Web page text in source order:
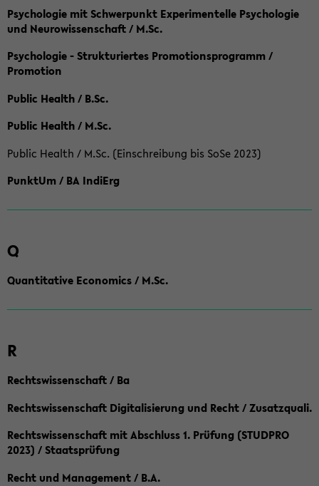
Psychologie mit Schwerpunkt Experimentelle Psychologie
und Neurowissenschaft / M.Sc.
Psychologie - Strukturiertes Promotionsprogramm /
Promotion
Public Health / B.Sc.
Public Health / M.Sc.
Public Health / M.Sc. (Einschreibung bis SoSe 2023)
PunktUm / BA IndiErg
Q
Quantitative Economics / M.Sc.
R
Rechtswissenschaft / Ba
Rechtswissenschaft Digitalisierung und Recht / Zusatzquali.
Rechtswissenschaft mit Abschluss 1. Prüfung (STUDPRO
2023) / Staatsprüfung
Recht und Management / B.A.